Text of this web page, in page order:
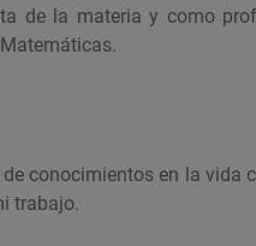
de la materia y como
conocimientos en la vida
trabajo.